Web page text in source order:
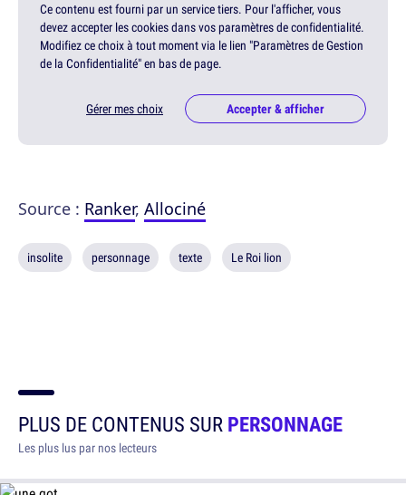
Ce contenu est fourni par un service tiers. Pour l'afficher, vous
devez accepter les cookies dans vos paramètres de confidentialité.
Modifiez ce choix à tout moment via le lien "Paramètres de Gestion
de la Confidentialité" en bas de page.
Gérer mes choix Accepter & afficher
Source : Ranker, Allociné
insolite personnage texte Le Roi lion
PLUS DE CONTENUS SURPERSONNAGE
Les plus lus par nos lecteurs